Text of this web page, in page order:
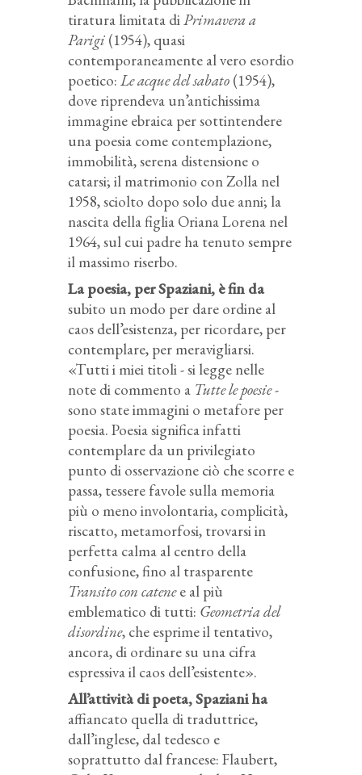
tiratura limitata diPrimavera a
Parigi (1954), quasi
contemporaneamente al vero esordio
poetico: Le acque del sabato (1954),
dove riprendeva un’antichissima
immagine ebraica per sottintendere
una poesia come contemplazione,
immobilità, serena distensione o
catarsi; il matrimonio con Zolla nel
1958, sciolto dopo solo due anni; la
nascita della figlia Oriana Lorena nel
1964, sul cui padre ha tenuto sempre
il massimo riserbo.
La poesia, per Spaziani, è fin da
subito un modo per dare ordine al
caos dell’esistenza, per ricordare, per
contemplare, per meravigliarsi.
«Tutti i miei titoli - si legge nelle
note di commento a Tutte le poesie-
sono state immagini o metafore per
poesia. Poesia significa infatti
contemplare da un privilegiato
punto di osservazione ciò che scorre e
passa, tessere favole sulla memoria
più o meno involontaria, complicità,
riscatto, metamorfosi, trovarsi in
perfetta calma al centro della
confusione, fino al trasparente
Transito con catenee al più
emblematico di tutti: Geometria del
disordine, che esprime il tentativo,
ancora, di ordinare su una cifra
espressiva il caos dell’esistente».
All’attività di poeta, Spaziani ha
affiancato quella di traduttrice,
dall’inglese, dal tedesco e
soprattutto dal francese: Flaubert,